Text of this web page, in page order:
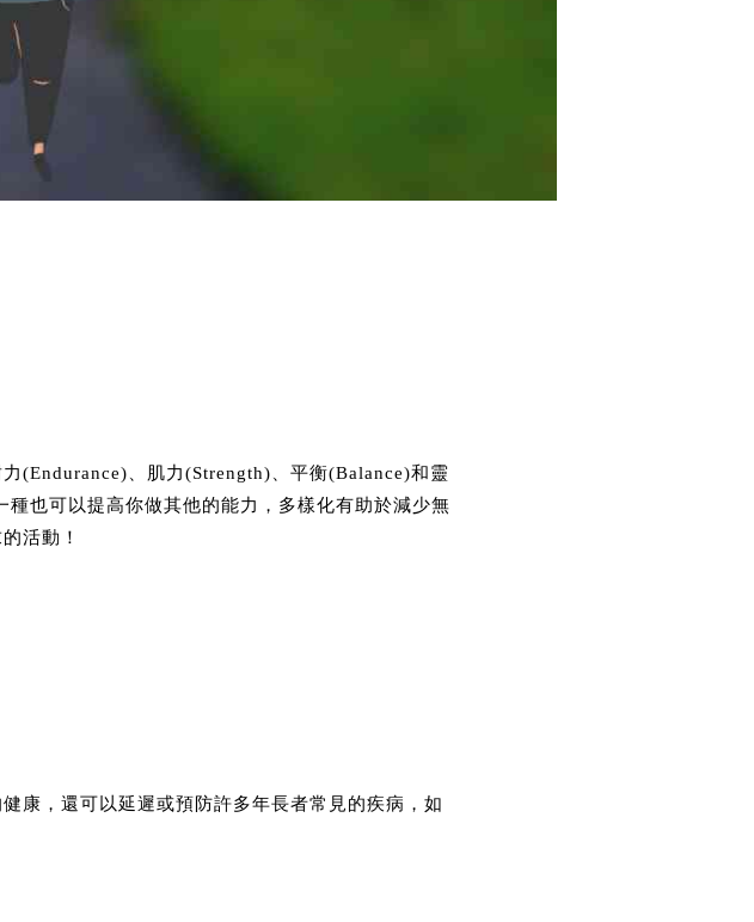
(Endurance)、肌力(Strength)、平衡(Balance)和靈
也可以提高你做其他的能力，多樣化有助於減少無
活動！
康，還可以延遲或預防許多年長者常見的疾病，如